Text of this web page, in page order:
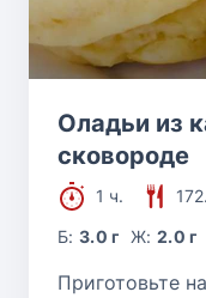
Оладьи из
сковороде
1 ч.
Б:3.0 г Ж: 2.0 г
Приготовьте